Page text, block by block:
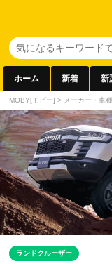
ホーム 新着 新
MOBY[モビー] > メーカー・車
ランドクルーザー